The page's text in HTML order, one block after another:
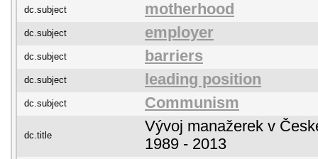
dc.subject motherhood
dc.subject employer
dc.subject barriers
dc.subject leading position
dc.subject Communism
dc.title
Vývoj manažerek v
1989 - 2013